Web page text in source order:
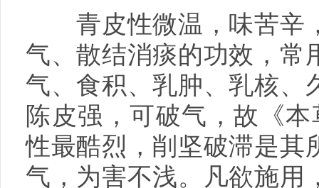
青皮性微温，味苦辛
气、散结消痰的功效，常
气、食积、乳肿、乳核、
陈皮强，可破气，故《
性最酷烈，削坚破滞是其
气，为害不浅。凡欲施用